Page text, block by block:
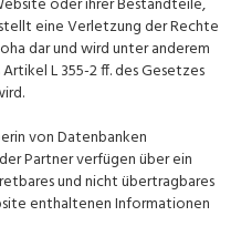
eine Verletzung der Rechte
dar und wird unter anderem
L 355-2 ff. des Gesetzes
von Datenbanken
Partner verfügen über ein
und nicht übertragbares
enthaltenen Informationen